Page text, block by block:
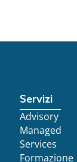
Servizi
Advisory
Managed
Services
Formazione